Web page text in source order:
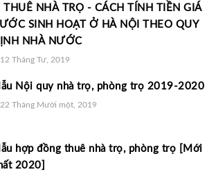
THUÊ NHÀ TRỌ - CÁCH TÍNH TIỀN GIÁ
SINH HOẠT Ở HÀ NỘI THEO QUY
NHÀ NƯỚC
Tháng Tư, 2019
Nội quy nhà trọ, phòng trọ 2019-2020
Tháng Mười một, 2019
hợp đồng thuê nhà trọ, phòng trọ [Mới
2020]